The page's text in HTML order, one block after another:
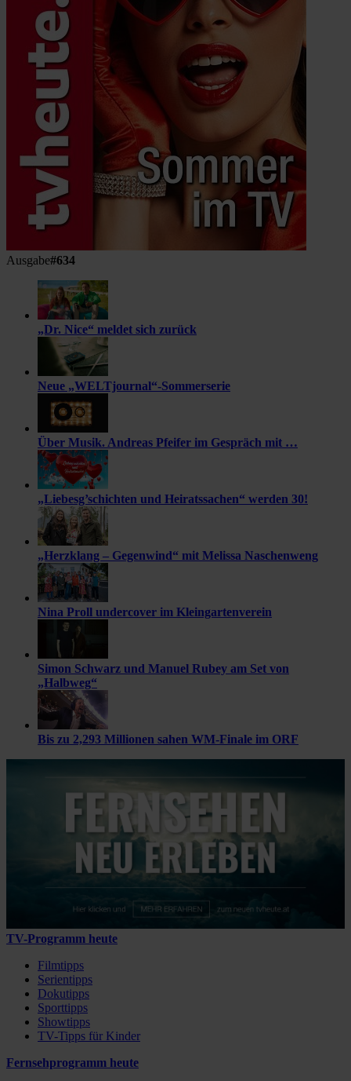
Ausgabe#634
„Dr. Nice“ meldet sich zurück
Neue „WELTjournal“-Sommerserie
Über Musik. Andreas Pfeifer im Gespräch mit …
„Liebesg’schichten und Heiratssachen“ werden 30!
„Herzklang – Gegenwind“ mit Melissa Naschenweng
Nina Proll undercover im Kleingartenverein
Simon Schwarz und Manuel Rubey am Set von
„Halbweg“
Bis zu 2,293 Millionen sahen WM-Finale im ORF
TV-Programm heute
Filmtipps
Serientipps
Dokutipps
Sporttipps
Showtipps
TV-Tipps für Kinder
Fernsehprogramm heute